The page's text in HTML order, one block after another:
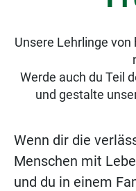
Unsere Lehrlinge
Werde auch du Teil
und gestalte
Wenn dir die
Menschen mit
und du in einem